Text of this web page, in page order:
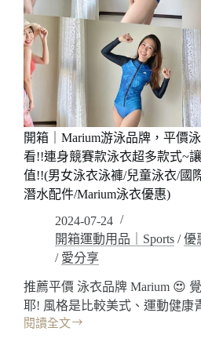
式
泳
裝
藍
白
配
色
好
夏
天!
拍
照
~
競
賽
開箱｜Marium游泳品牌，平價
看!!連身競賽款泳衣超多款式~
值!!(男女泳衣泳褲/兒童泳衣/國
潛水配件/Marium泳衣優惠)
2024-07-24
開箱運動用品｜Sports /優
/ 愛分享
推薦平價 泳衣品牌 Marium 😍
耶! 風格是比較美式、運動健康
閱讀全文
開